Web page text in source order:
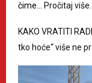
čime… Pročitaj
KAKO VRATITI
tko hoće“ više ne